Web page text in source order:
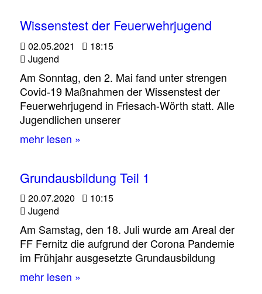
Wissenstest der Feuerwehrjugend
02.05.2021
18:15
Jugend
Am Sonntag, den 2. Mai fand unter strengen
Covid-19 Maßnahmen der Wissenstest der
Feuerwehrjugend in Friesach-Wörth statt. Alle
Jugendlichen unserer
mehr lesen »
Grundausbildung Teil 1
20.07.2020
10:15
Jugend
Am Samstag, den 18. Juli wurde am Areal der
FF Fernitz die aufgrund der Corona Pandemie
im Frühjahr ausgesetzte Grundausbildung
mehr lesen »